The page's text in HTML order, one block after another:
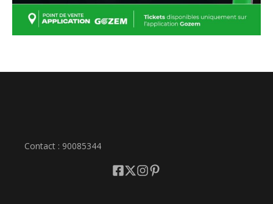
Contact : 90085344